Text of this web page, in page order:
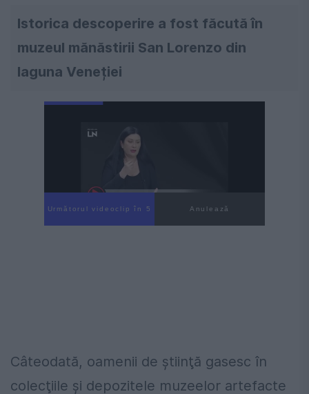
Istorica descoperire a fost făcută în
muzeul mănăstirii San Lorenzo din
laguna Veneției
Următorul videoclip în 4 Anulează
Câteodată, oamenii de ştiinţă gasesc în
colecţiile şi depozitele muzeelor artefacte